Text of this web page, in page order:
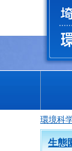
埼
環境科
生態